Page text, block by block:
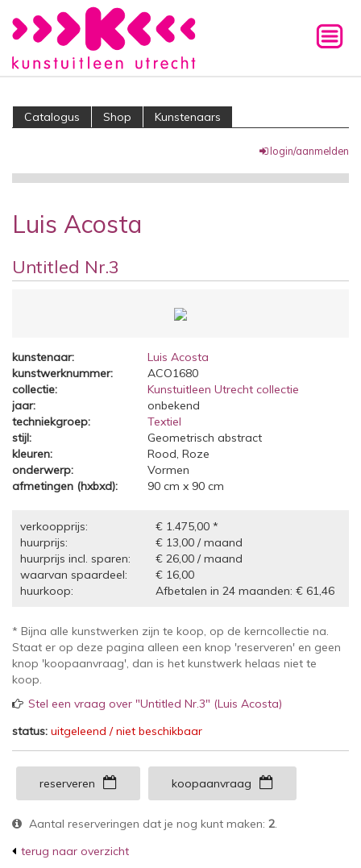
Catalogus Shop Kunstenaars
login/aanmelden
Luis Acosta
Untitled Nr.3
kunstenaar:
Luis Acosta
kunstwerknummer:
ACO1680
collectie:
Kunstuitleen Utrecht collectie
jaar:
onbekend
techniekgroep:
Textiel
stijl:
Geometrisch abstract
kleuren:
Rood, Roze
onderwerp:
Vormen
afmetingen (hxbxd):
90 cm x 90 cm
verkoopprijs:
€ 1.475,00 *
huurprijs:
€ 13,00 / maand
huurprijs incl. sparen:
€ 26,00 / maand
waarvan spaardeel:
€ 16,00
huurkoop:
Afbetalen in 24 maanden: € 61,46
* Bijna alle kunstwerken zijn te koop, op de kerncollectie na.
Staat er op deze pagina alleen een knop 'reserveren' en geen
knop 'koopaanvraag', dan is het kunstwerk helaas niet te
koop.
Stel een vraag over "Untitled Nr.3" (Luis Acosta)
status: uitgeleend / niet beschikbaar
reserveren koopaanvraag
Aantal reserveringen dat je nog kunt maken: 2.
terug naar overzicht